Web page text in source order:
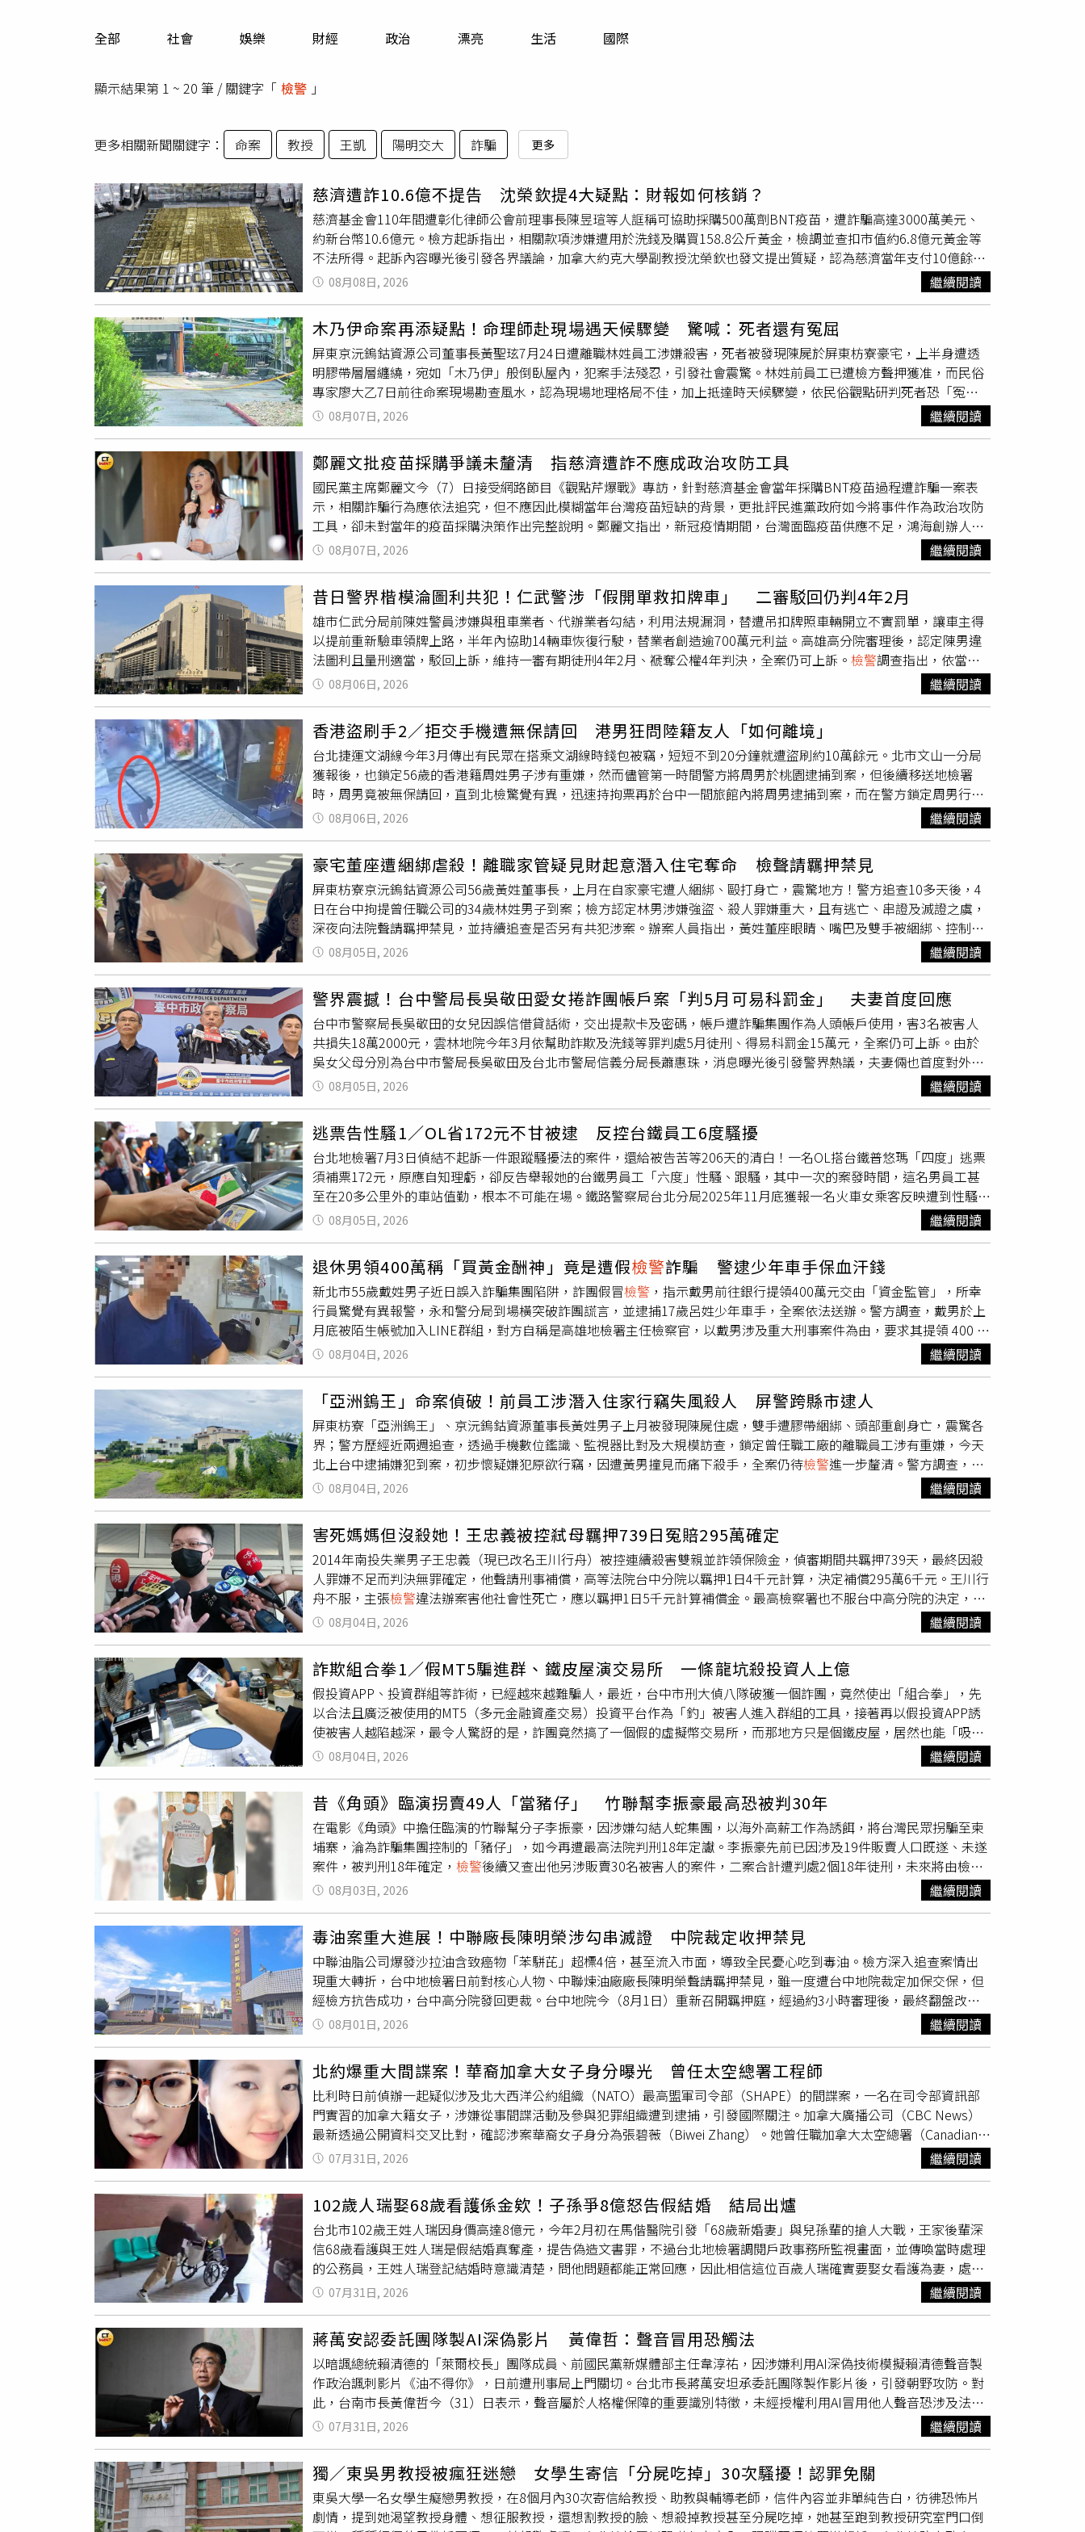
運勢
全部 社會 娛樂 財經 政治 漂亮 生活 國際
顯示結果第 1 ~ 20 筆 / 關鍵字「 檢警 」
更多相關新聞關鍵字： 命案 教授 王凱 陽明交大 詐騙 更多
慈濟遭詐10.6億不提告 沈榮欽提4大疑點：財報如何核銷？
慈濟基金會110年間遭彰化律師公會前理事長陳昱瑄等人誆稱可協助採購500萬劑BNT疫苗，遭詐騙高達3000萬美元、
約新台幣10.6億元。檢方起訴指出，相關款項涉嫌遭用於洗錢及購買158.8公斤黃金，檢調並查扣市值約6.8億元黃金等
不法所得。起訴內容曝光後引發各界議論，加拿大約克大學副教授沈榮欽也發文提出質疑，認為慈濟當年支付10億餘元
卻未取得疫苗，財報卻看不出相關損失，也對慈濟至今未主動提告等問題提出疑問。沈榮欽表示，自己原先好奇慈濟為
何遭詐騙卻沒有向涉嫌詐欺的人提告，直到閱讀慈濟發布的聲明稿後，認為外界的質疑並非毫無根據，並針對事件提出
疫苗本就相對困難。在此背景下，市場上也出現不少聲稱能協助採購疫苗的掮客，不僅慈濟，當時也有不少人曾接獲相
關邀約。他表示，慈濟當時有兩種取得疫苗的方式，一是經政府授權，與台積電及永齡基金會合作向原廠採購；另一種
則是透過民間掮客洽購。他認為，慈濟是在取得政府授權前，便已於2021年6月9日支付10億餘元給陳昱瑄等人相關公
司，而真正取得的BNT疫苗，則是在同年7月獲政府授權後才完成採購，因此質疑慈濟聲明未清楚區分兩者，容易讓外
界誤以為後續取得的疫苗與該筆款項有關。除了採購過程外，沈榮欽也對慈濟財報提出質疑。他指出，慈濟聲明表示疫
苗採購費用均經會計師事務所認證並列入財報，也接受衛福部查核，但若10億餘元已支付卻未取得疫苗，相關損失究竟
如何入帳、如何核銷，從財報中並未看出，「慈濟既然付了10億多元卻沒拿到疫苗，就知道自己受到詐騙了，那麼財報
是如何編纂的？」因此希望慈濟或相關會計師進一步說明。此外，沈榮欽也引用慈濟基金會執行長顏博文過去受訪內容
指出，當時慈濟曾提及民間採購疫苗受到外界勸阻，但並未說明基金會曾遭疫苗掮客詐騙，因此對於慈濟後續對外說法
提出疑問。沈榮欽最後也質疑，慈濟自2021年遭詐騙至今，為何直到檢警 偵辦案件後仍未主動提告。他表示，若非司法
機關追查，此案是否會持續未被揭露，也認為慈濟聲明中提到待法院判決後可依法返還犯罪所得，與未主動採取法律行
動之間仍有待進一步說明。對於外界質疑，慈濟先前則表示，針對本案已委託律師協助處理，後續將全力配合司法機關
調查與審理，並採取必要措施維護基金會、慈濟人及捐款人的權益。
08月08日, 2026 繼續閱讀
木乃伊命案再添疑點！命理師赴現場遇天候驟變 驚喊：死者還有冤屈
屏東京沅鎢鈷資源公司董事長黃聖玹7月24日遭離職林姓員工涉嫌殺害，死者被發現陳屍於屏東枋寮豪宅，上半身遭透
明膠帶層層纏繞，宛如「木乃伊」般倒臥屋內，犯案手法殘忍，引發社會震驚。林姓前員工已遭檢方聲押獲准，而民俗
專家廖大乙7日前往命案現場勘查風水，認為現場地理格局不佳，加上抵達時天候驟變，依民俗觀點研判死者恐「冤屈
未伸」，並呼籲檢警
持續深入釐清案情。廖大乙表示，從住宅周邊地形來看，兩側道路形成風水上俗稱的「彎刀煞」反
弓格局，容易招惹小人、是非及官司糾紛，甚至可能發生重大傷亡。他指出，住宅虎邊除了受到彎刀煞影響外，還呈現
「虎口大開」格局，而建築物樓梯外露，在傳統風水中有「引狼入室」的說法，因此整體環境被視為較不利居住。他進
一步分析，若依民俗風水觀點，虎邊煞氣過重，也可能對家中女性成員較為不利，容易出現離家發展、人際糾紛或感情
波折等情形，而整體格局也較容易招來小人、口舌是非，甚至引發嚴重衝突。廖大乙也觀察到，屋主生前應相當重視風
水布局，龍邊栽種珍寶松、虎邊配置崑崙松，希望藉由植栽改善氣場。不過，他認為虎邊樹木應向外延伸、化解煞氣，
實際卻朝屋內生長，反而形成「反傷自身」的格局，未能發揮原本化煞效果；此外，住宅後方羅漢松過於高大，形成壓
迫感，依風水說法恐使住宅氣場逐漸偏陰，居住品質受到影響。廖大乙表示，自己抵達命案現場時，原本天氣平穩，卻
突然颳起強風並降下陣雨，甚至出現一邊放晴、一邊下雨的情況。他依民俗角度解讀，認為這可能象徵死者仍有冤屈未
解，彷彿「在流眼淚」，因此認為案情恐怕不如表面單純。他強調，風水說法僅屬民俗觀點，並非案件證據，但仍呼籲
檢警除了釐清林姓前員工的犯案動機外，也應持續深入調查是否還有其他共犯、幕後因素或尚未曝光的案情細節，以完
整還原案件真相。目前林姓前員工已遭法院裁定羈押，案件仍由檢警持續偵辦，相關犯案動機及案情細節仍有待進一步
調查釐清。CTWANT提醒您：民俗傳說僅供參考，請勿過度迷信。以上言論及圖片僅供參考，不代表本新聞網立場。
08月07日, 2026 繼續閱讀
鄭麗文批疫苗採購爭議未釐清 指慈濟遭詐不應成政治攻防工具
國民黨主席鄭麗文今（7）日接受網路節目《觀點芹爆戰》專訪，針對慈濟基金會當年採購BNT疫苗過程遭詐騙一案表
示，相關詐騙行為應依法追究，但不應因此模糊當年台灣疫苗短缺的背景，更批評民進黨政府如今將事件作為政治攻防
工具，卻未對當年的疫苗採購決策作出完整說明。鄭麗文指出，新冠疫情期間，台灣面臨疫苗供應不足，鴻海創辦人郭
台銘、慈濟基金會及部分地方政府都曾積極爭取自行採購疫苗，過程中卻一度遭遇中央政府阻礙。她質疑，政府既有預
算卻未能及時取得疫苗，最後仍須仰賴民間企業與慈善團體協助採購。她表示，慈濟雖然在採購過程中遭不肖人士詐
不足的情況。鄭麗文並將矛頭指向前行政院長蘇貞昌及前衛福部長陳時中，批評中央政府當時多次拒絕地方政府及民間
團體自行採購疫苗，後續又因高端疫苗政策引發不少社會爭議。她表示，國民黨立法院黨團當年也曾赴總統府前陳情，
呼籲政府加速採購疫苗，但未獲積極回應。針對陳時中近日提及當年疫苗掮客問題，鄭麗文質疑，若政府當時已掌握有
不法人士藉疫苗採購行騙，為何未及早交由檢警單位查辦，而是直到案件曝光後才提出相關說法。她認為，此次案件是
由慈濟主動提告後才進入司法程序，並非政府主動查獲。鄭麗文表示，慈濟當年是在疫苗短缺期間基於公益立場投入採
購，如今卻因遭詐騙而再度成為政治攻防焦點，令人遺憾。她也再次點名前總統蔡英文、前行政院長蘇貞昌及前衛福部
長陳時中，認為當年疫苗採購相關決策仍有諸多疑點，應向社會進一步說明。
08月07日, 2026 繼續閱讀
昔日警界楷模淪圖利共犯！仁武警涉「假開單救扣牌車」 二審駁回仍判4年2月
雄市仁武分局前陳姓警員涉嫌與租車業者、代辦業者勾結，利用法規漏洞，替遭吊扣牌照車輛開立不實罰單，讓車主得
以提前重新驗車領牌上路，半年內協助14輛車恢復行駛，替業者創造逾700萬元利益。高雄高分院審理後，認定陳男違
法圖利且量刑適當，駁回上訴，維持一審有期徒刑4年2月、褫奪公權4年判決，全案仍可上訴。 檢警調查指出，依當時
《道路交通管理處罰條例》規定，車輛因嚴重超速等違規遭吊扣牌照6個月，期間不得上路；但若在吊扣期間因「未懸
掛車牌」或使用他牌行駛而遭裁罰，牌照反而會被吊銷，車主只要重新驗車即可申領新牌照，無須等到吊扣期滿。部分
代辦業者因此看準漏洞，向有需求的車主收費，再找警員配合開立不實罰單，藉此讓車輛提前恢復合法上路。判決指
出，陳姓警員2020年任職仁武分局仁武派出所期間，與林姓、李姓租車業者及多名代辦業者合作，明知車輛未實際違規
上路，仍刻意在舉發單填載虛假的違規時間、地點及事實，陸續開出14張不實罰單，讓遭吊扣牌照的車輛改以吊銷方式
重新領牌。一審法官認定，租車業者因此讓14輛車提前恢復出租，依每日約2000至3000元租金計算，共增加約711萬元
收益；另有9名代辦業者藉協助車主辦理提前領牌，收取每件1萬至2萬多元代辦費，共獲利約27萬元。高雄地院合議庭
法官依《貪污治罪條例》圖利等11罪，判處陳姓警員應執行有期徒刑4年2月、褫奪公權4年，其餘涉案車行及代辦業者
分別判刑並宣告緩刑。陳男不服上訴，他主張自己曾因執勤遭追撞，罹患思覺失調症且智力受損，未從中獲取不法利
益，希望法院依《刑法》第59條減刑並給予緩刑。高雄高分院審酌醫院鑑定及相關證據後認為，陳男對交通法規及警察
勤務內容相當熟悉，智力測驗也有配合度不足、刻意誇大缺損情形，且受傷後仍曾成功協助民眾找回百萬元失款並獲表
揚，足認其辨識及執行職務能力未受明顯影響。法官並指出，陳男身為執法人員，卻利用職權違法圖利他人，嚴重損害
司法與警察公信力，且11罪合計刑度原達15年2月，一審定應執行4年2月已屬從輕，認定不符減刑及緩刑條件，駁回上
訴，維持原判，全案仍可上訴。
08月06日, 2026 繼續閱讀
香港盜刷手2／拒交手機遭無保請回 港男狂問陸籍友人「如何離境」
台北捷運文湖線今年3月傳出有民眾在搭乘文湖線時錢包被竊，短短不到20分鐘就遭盜刷約10萬餘元。北市文山一分局
獲報後，也鎖定56歲的香港籍周姓男子涉有重嫌，然而儘管第一時間警方將周男於桃園逮捕到案，但後續移送地檢署
時，周男竟被無保請回，直到北檢驚覺有異，迅速持拘票再於台中一間旅館內將周男逮捕到案，而在警方鎖定周男行
蹤，準備逮捕期間，周男不斷向中國友人聯絡，詢問離境的方法。據了解，56歲的港籍周姓男子利用偷竊他人財物，盜
取他人信用卡後，與國外盜刷集團合作，偽造信用卡感應收款設備進行交易，繞過線上刷卡需OTP驗證等方式，將手機
男3度來台就獲利至少100萬元，甚至還在香港下斡旋金，準備買房。周男利用人流量大的捷運站，趁機偷走民眾錢包，
竊取裡面的財物外，更瞄準信用卡，與境外不法集團聯手盜刷。（圖／示意圖、報系資料照）據悉，周男行事作風相當
謹慎，其來台下手時專挑人流最大的繁忙捷運站下手，從而提高得手率，為躲避警方查緝，周男每一次得手都會進入附
近廁所變裝，置換身上上衣，或是戴上帽子與口罩，降低遭監視器拍到的風險。而周男今年3月下手得逞後，旋即收手
不幹，迅速離開台北前往桃園一處旅館躲藏，更是買好成套上衣、褲子，就連鞋子也全數換新，同時大量購買日常生活
用品與食物，準備在旅館內避風頭，未料還沒等到風頭過，就先等到警方上門。周男與境外集團配合TX-NFC中繼攻擊系
統，將手機設定成刷卡機，複製信用卡資訊，迅速完成跨國實體盜刷。（圖／示意圖、AI生成）周男第一次遭捕後，警
方移送台北地檢署並建請羈押，卻因周男犯後拒絕交出手機密碼，無法第一時間獲得周男下手的直接證據，檢察官訊後
將周男無保請回，並限制出境出海；直到周男手機破密，檢警掌握周男確切犯罪事證，火速前往周男的下榻處查訪，卻
未見周男身影。警方只能再組成鷹眼小組，調閱周邊監視器畫面，終於掌握周男疑似在台中出沒，最終持拘票於台中一
處旅館將人逮捕到案。然而在警方第二次將周男拘提到案前，周男已數度焦急詢問中國友人是否有順利離境方式，所幸
遭警方及時逮捕，同時清查其來台後是否有相關同夥，初步確認僅有周男1人犯案。而周男第二次被捕後，遭檢察官聲
押獲准，並羈押至今，全案經台北地檢署7月27日偵結後，依違反組織犯罪條例、竊盜、加重竊盜、偽造準文書、詐欺
得利與詐欺得利未遂罪嫌，提起公訴，具體求刑有期徒刑9年以上。
08月06日, 2026 繼續閱讀
豪宅董座遭綑綁虐殺！離職家管疑見財起意潛入住宅奪命 檢聲請羈押禁見
屏東枋寮京沅鎢鈷資源公司56歲黃姓董事長，上月在自家豪宅遭人綑綁、毆打身亡，震驚地方！警方追查10多天後，4
日在台中拘提曾任職公司的34歲林姓男子到案；檢方認定林男涉嫌強盜、殺人罪嫌重大，且有逃亡、串證及滅證之虞，
深夜向法院聲請羈押禁見，並持續追查是否另有共犯涉案。辦案人員指出，黃姓董座眼睛、嘴巴及雙手被綑綁、控制行
動，嫌犯持凶器朝黃男頭部等部位猛力攻擊，導致其傷重身亡；案發之後，警方清查黃男的通聯紀錄，並過濾三百多部
車輛，調閱上千支監視器，發現案發時，黃宅離職管家林男正騎機車出沒於命案現場附近，加上異常離開位於枋山鄉的
不錯，轉而到黃家擔任家管，對死者住家環境、作息及財物放置情形相當熟悉。專案小組懷疑，林男疑因熟知屋內狀況
萌生竊意，7月24日趁黃男熟睡時潛入住家行竊，卻因發出聲響驚動屋主，為避免犯行曝光竟痛下殺手。經鎖定林男藏
身台中母親住處後，警方3日向法院聲請搜索票獲准，4日同步搜索林男位於台中及屏東的住處，檢察官也親赴屏東住處
勘驗、採集微物跡證，並查扣相關涉案物證。林嫌落網時否認犯案，但無法交代案發時為何在命案現場附近出沒，經突
破心防後，才坦承因為財務狀況不佳，從豪宅二樓侵入屋內行竊，沒想到被黃男發現才行凶。警方昨天下午將林男拘提
到案，晚間移送屏東縣刑警大隊及地檢署偵訊。面對媒體追問是否「為了錢殺人」及「是否還有共犯」，林男全程低
頭、不發一語；複訊後，檢察官向屏東地院聲請羈押禁見。另一方面，
檢警也懷疑林男妻子可能涉案，前往兩人位於枋
山鄉加祿村租屋處蒐證，並在騎樓洗衣機旁查獲一把疑似犯案使用的萬能鉗，已一併帶回鑑識，林妻也接受訊問，專案
小組正持續釐清其涉案程度及是否另有共犯。
08月05日, 2026 繼續閱讀
警界震撼！台中警局長吳敬田愛女捲詐團帳戶案「判5月可易科罰金」 夫妻首度回應
台中市警察局長吳敬田的女兒因誤信借貸話術，交出提款卡及密碼，帳戶遭詐騙集團作為人頭帳戶使用，害3名被害人
共損失18萬2000元，雲林地院今年3月依幫助詐欺及洗錢等罪判處5月徒刑、得易科罰金15萬元，全案仍可上訴。由於
吳女父母分別為台中市警局長吳敬田及台北市警局信義分局長蕭惠珠，消息曝光後引發警界熱議，夫妻倆也首度對外回
應。吳敬田今天表示，女兒已成年，長期獨自在外生活，家人尊重法院判決，也接受司法審理結果。他指出，女兒經歷
此案後已深刻記取教訓，希望社會大眾不要輕信網路或社群平台上的借貸、投資廣告，如遇可疑情況，可立即撥打165
網路接觸一家融資公司辦理借貸；對方要求她填寫線上申請資料、提供銀行帳戶，並進一步指示她利用超商「交貨便」
寄出提款卡，同時提供提款卡密碼。吳女雖曾對流程產生懷疑，但仍依照對方要求辦理，事後帳戶即遭詐騙集團控制，
成為詐騙金流工具。檢警調查發現，該帳戶隨後遭詐團用來收取3名被害人的匯款，詐得18萬2000元後迅速提領。吳女
到案後辯稱自己也是受害者，不僅未借到錢，反而遭騙約10萬元。然而法院認為，她已有工作及金融往來經驗，在寄出
提款卡時已察覺異狀，卻未停止交易或查證，對帳戶可能遭犯罪利用的風險仍放任發生，具有「不確定故意」，因此依
幫助詐欺及洗錢等罪判處5月有期徒刑，得易科罰金15萬元，全案仍可上訴。此外，根據《鏡週刊》報導，案件偵辦期
間，因吳女戶籍位於台北市內湖區，內湖警分局接獲雲林地檢署通知協助通知到案，承辦員警核對身分後，才發現她的
父親是台中市警局長吳敬田，母親則為當時的內湖分局長、現任信義分局長蕭惠珠，消息隨即在警界流傳。對此，吳敬
田與蕭惠珠均表示，女兒因社會歷練不足，誤信詐騙借貸話術才會交出提款卡，實際上也是詐騙受害者，但仍尊重法院
判決，盼事件成為警惕，避免更多民眾受害。
08月05日, 2026 繼續閱讀
逃票告性騷1／OL省172元不甘被逮 反控台鐵員工6度騷擾
台北地檢署7月3日偵結不起訴一件跟蹤騷擾法的案件，還給被告苦等206天的清白！一名OL搭台鐵普悠瑪「四度」逃票
須補票172元，原應自知理虧，卻反告舉報她的台鐵男員工「六度」性騷、跟騷，其中一次的案發時間，這名男員工甚
至在20多公里外的車站值勤，根本不可能在場。鐵路警察局台北分局2025年11月底獲報一名火車女乘客反映遭到性騷
擾，時間橫跨半年，第一次是同年（下同）5月12日、第二次5月15日、第三次5月16日、第四次9月9日、第五次9月15
日、第六次11月20日，都在早上8點多她抵達台北車站這段通勤時間。台鐵員工黃先生舉報逃票，反遭違規女乘客告性
騷擾。（圖／方萬民攝）警方在去年12月9日約談涉案的台鐵員工黃先生，他否認騷擾但記得那名提告的二十多歲女性
上班族多次持悠遊卡搭普悠瑪列車，未依規定購買實體車票。黃先生告訴檢警，他從七堵站下班習慣搭普悠瑪回台北，
出站前只要看到有乘客掏出悠遊卡而不是普悠瑪車票，他馬上可斷定這是逃票，會請「票口師傅」（即站務員）攔截處
理；他原本就常常舉報逃票行為，並非只針對提告女子。對於女乘客提告的前四次騷擾，黃先生已想不起來是否因為他
舉發逃票遭報復。女乘客告黃先生第四次騷擾的時間：2025年5月16日上午8點多，黃先生甚至人在七堵站上班，有差勤
紀錄可證明。從去年5月12日到9月15日這段時間的監視影像，在女乘客報案時已無存檔，警方也調不到畫面還原過程。
但黃先生對於去年9月15日那次印象深刻，當天他又見到那名女乘客搭普悠瑪，提醒站務員「這個女生她有逃票」，不
過女乘客那一趟其實有買實體車票，因此抗議，黃先生不想爭執下去，回答：「沒關係，我有密錄器，我會交給鐵路警
察」。女乘客控訴的第六次「騷擾」，實則她搭普悠瑪又沒買票，疑似因為見到黃先生而心虛，出站後主動去補票窗口
補繳現金，雙方並無互動或交談，監視器還拍下黃先生先出站走前面，女乘客反而走在後面。黃先生調取台鐵資料，發
現那名女乘客在2025年5月12日、5月15日、9月9日和11月20日的交易紀錄業務項目都註明「無原票（加收）」，加收
區段是南港到台北，交易方式為現金。普悠瑪女乘客告台鐵員工跟騷罪不起訴，實情是她不甘逃票被逮須補票172元。
（圖／示意圖、報系資料照）依據台鐵規定，搭乘普悠瑪、太魯閣、3000型自強號的對號車種，禁用悠遊卡、TPASS等
電子票證，若補票應加收50％票價；該名女乘客在去年6月23日台鐵漲價前的兩次逃票須各補35元，漲價後兩次逃票須
各補51元，四次逃票合計172元。女乘客4度逃票卻反告黃先生涉犯《跟蹤騷擾防制法》第18條第1項：「實行跟蹤騷擾
行為者，處一年以下有期徒刑、拘役或科或併科新臺幣十萬元以下罰金。」以及《性騷擾防治法》第25條第1項：「意
圖性騷擾，乘人不及抗拒而為親吻、擁抱或觸摸其臀部、胸部或其他身體隱私處之行為者，處二年以下有期徒刑」。檢
察官審視本案事證，女乘客控訴的前五次騷擾都沒有監視畫面；所謂第四次「騷擾」，黃先生有不在場證明，第五次
「騷擾」，黃先生的密錄器畫面可證明並未性騷或跟騷，第六次「騷擾」有監視器拍下黃先生未跟蹤女乘客，也沒有任
何肢體碰觸。。檢方指出，黃先生碰都沒碰到女乘客，也沒有尾隨或意圖使人恐懼的行為，本案對被告不利的積極證據
並不充足，不能只憑告訴人單方面指訴就認定有罪，因此不起訴處分。本刊透過管道想了解逃票女乘客對於提告性騷不
起訴有何看法，但截稿前尚無回應。
08月05日, 2026 繼續閱讀
退休男領400萬稱「買黃金酬神」竟是遭假檢警詐騙 警逮少年車手保血汗錢
新北市55歲戴姓男子近日誤入詐騙集團陷阱，詐團假冒檢警 ，指示戴男前往銀行提領400萬元交由「資金監管」，所幸
行員驚覺有異報警，永和警分局到場橫突破詐團謊言，並逮捕17歲呂姓少年車手，全案依法送辦。警方調查，戴男於上
月底被陌生帳號加入LINE群組，對方自稱是高雄地檢署主任檢察官，以戴男涉及重大刑事案件為由，要求其提領 400 萬
元購買黃金交付辦理「資金監管」。為了避開銀行關懷提問，詐團還教導戴男向行員佯稱提款是用於「購買黃金酬神還
願」，戴男對詐團話術深信不疑，隨即前往臺灣銀行新永和分行提領400萬元。提領過程中，銀行行員察覺戴男提款用
途與反應異樣，立即通報永和分局新生派出所員警趕赴現場協助。員警到場後關心被害人，確認這是典型的假
手法，成功勸阻戴男並保住其多年積蓄。警方又到雙方約好面交的永和仁愛公園佈署埋伏，當場抓獲呂姓少年車手，並
查扣涉案手機及現金8萬元等證物，警詢後依違反《刑法》詐欺罪嫌將呂姓少年移送新北地方檢察署偵辦，並持續向上
溯源追查幕後集團共犯。警方呼籲，司法機關絕不會要求民眾提領現金、購買黃金或交付財物保管，如接獲類似來電，
務必保持冷靜，立即撥打165反詐騙專線或110報案查證，以免落入詐騙陷阱。
08月04日, 2026 繼續閱讀
「亞洲鎢王」命案偵破！前員工涉潛入住家行竊失風殺人 屏警跨縣市逮人
屏東枋寮「亞洲鎢王」、京沅鎢鈷資源董事長黃姓男子上月被發現陳屍住處，雙手遭膠帶綑綁、頭部重創身亡，震驚各
界；警方歷經近兩週追查，透過手機數位鑑識、監視器比對及大規模訪查，鎖定曾任職工廠的離職員工涉有重嫌，今天
北上台中逮捕嫌犯到案，初步懷疑嫌犯原欲行竊，因遭黃男撞見而痛下殺手，全案仍待檢警進一步釐清。警方調查，56
歲黃男離婚多年，獨居於屏東縣枋寮鄉太源村住處，7月24日中午由子女返家時發現倒臥二樓客廳，雙手遭寬版透明膠
帶綑綁，頭部疑遭棍棒重擊，送醫前已明顯死亡。由於住家監視器故障，案發初期一度陷入膠著，外界更傳出涉及國安
戰略金屬、境外勢力等各種揣測，但警方追查後均未發現相關證據。專案小組查扣死者手機進行數位鑑識，並擴大清查
死者生活圈及人際關係，一度掌握黃男生前經常出入有女陪侍的小吃部等場所，也同步清查是否涉及感情或財務糾紛。
經多日比對後，警方將偵辦重點轉向熟悉黃男生活作息及住家環境的人士，最終鎖定曾某位在京沅鎢鈷資源任職的離職
員工，今天在台中市將嫌犯拘提到案。據了解，嫌犯過去與黃男互動密切，除曾在工廠工作，也曾協助整理住家環境，
熟悉豪宅格局及監視器死角。警方初步調查，嫌犯疑趁黃男外出時潛入住處行竊，不料黃男突然返家，嫌犯擔心犯行曝
光，涉嫌以透明膠帶綑綁黃男，再持棍棒猛擊頭部，導致黃男傷重死亡；警方目前正持續採證，釐清是否另有共犯、是
否涉及預謀犯案及真正犯案動機。黃男長年投入廢金屬回收及環保產業，近年專攻鎢金屬提煉回收，鎢因廣泛應用於工
業、國防及高科技產業，被視為重要戰略資源，他也曾被業界稱為「亞洲鎢王」。命案發生後，一度引發外界質疑是否
與產業機密或國安因素有關，但檢警表示，目前查無任何證據支持相關說法，全案仍朝殺人等方向深入偵辦，待嫌犯完
成偵訊後對外說明案情。
08月04日, 2026 繼續閱讀
害死媽媽但沒殺她！王忠義被控弒母羈押739日冤賠295萬確定
2014年南投失業男子王忠義（現已改名王川行舟）被控連續殺害雙親並詐領保險金，偵審期間共羈押739天，最終因殺
人罪嫌不足而判決無罪確定，他聲請刑事補償，高等法院台中分院以羈押1日4千元計算，決定補償295萬6千元。王川行
舟不服，主張檢警違法辦案害他社會性死亡，應以羈押1日5千元計算補償金。最高檢察署也不服台中高分院的決定，主
張王川行舟涉嫌殺害母親雖獲判無罪，但後來檢方對於他帶母親到河邊又疏於注意導致媽媽溺死，另行起訴過失致死、
法院判刑1年2月，兩件案子是基於同一個基本事實，王川行舟涉過失致死的1年2個月刑期可用之前羈押日數折抵，這部
夜，將住院治療急性腎衰竭的父親接出來，載到南投縣仁愛鄉偏遠山區後，父親就此失蹤，2015年2月陳屍國姓鄉河床
上；王川行舟另於2014年10月5日傍晚帶母親到國姓鄉種瓜溪上游玩水抓蝦，將近晚間7點時由太太打119通報母親溺
水，送醫急救無效。檢方認定王川行舟夫婦疲於照顧久病的父親而動手殺害，對母親動手前一個半月曾投保50萬元，再
趁著帶她戲水時多次肘擊，使媽媽落水後再壓制溺斃。王川行舟夫妻涉嫌弒父部分始終獲判無罪，弒母部分，王川行舟
一審無期徒刑，二審、更一審、更二審、更三審都無罪，僅更二審曾改用過失致死罪判1年2月，但最高法院撤銷後，南
投地檢署另案起訴，已在今年6月判刑1年2月定讞。王川行舟的妻子被控殺婆婆則是無罪確定。王川行舟爭取冤獄賠
償，他從2015年4月5日被捕，直到2017年4月12日二審改判無罪獲釋共押739天，台中高分院雖同意補償，但王川行舟
無法接受羈押1天只用4千元計算賠償金，他抨擊警方以剝奪他妻子的自由、拆散家庭及侵害親權等手段逼他自白；檢方
沒有實質調查，還疲勞訊問他的小孩，並惡意扭曲關鍵事證，憑著逼迫他的自白來聲押、起訴，監察院有調查本案，可
證實 檢警有重大違法濫權，他所受的損害不只失去人身自由，還包含人格尊嚴及名譽的徹底毀滅，家庭生活也遭受重大
損害，因此應以羈押每日5千元折算，補償369萬5千元。最高檢聲請覆審的理由是，王川行舟被控殺人雖無罪確定，但
過失致死部分另判1年2月，如果判決定讞，被告所受羈押與該刑期相當部分，應類推適用《刑事補償法》不得請求補
償；雖然有1年2個月的羈押天數不能折算補償金，但因為可用來折抵過失致死的刑期，對王川行舟並未造成不利的結
果。刑事補償法庭認定，王川行舟是因為涉嫌殺人遭收押，與過失致死無關，而且他在殺人案無罪確定後，檢方才另行
起訴過失致死，這不符合刑事補償法排除補償的規定，最高檢聲請覆審不合理。至於王川行舟主張4千元折算羈押1天的
補償金太低，法官指出，刑事補償法明訂羈押補償金額為每日3千到5千，只要對受害人損失、公務員違法情節都有充分
衡量判斷，並在法定範圍內決定金額，這屬於刑事補償決定案的裁量權，不能任意指稱違法或不適當，因此駁回補償請
求人的聲請。本案已確定，王川行舟可領冤獄補償295萬6千元。
08月04日, 2026 繼續閱讀
詐欺組合拳1／假MT5騙進群、鐵皮屋演交易所 一條龍坑殺投資人上億
假投資APP、投資群組等詐術，已經越來越難騙人，最近，台中市刑大偵八隊破獲一個詐團，竟然使出「組合拳」，先
以合法且廣泛被使用的MT5（多元金融資產交易）投資平台作為「釣」被害人進入群組的工具，接著再以假投資APP誘
使被害人越陷越深，最令人驚訝的是，詐團竟然搞了一個假的虛擬幣交易所，而那地方只是個鐵皮屋，居然也能「吸
金」上億元。台中市刑大偵八隊隊長陳等揚指出，該詐欺集團以MP5合法平台讓被害人上鉤。（圖／警方提供）台中市
刑大偵八隊隊長陳等揚指出，MT5（MetaTrader 5） 是一款由俄羅斯邁達克軟體公司（MetaQuotes）研發的全球主流
多元資產交易平台，除了原有MT4外匯交易功能，更擴展支援股票、期貨、大宗商品、指數及加密貨幣等多種金融產品
的交易，在歐美廣泛被投資人使用。陳等揚強調，MT4、MT5就是各國通用的下單的軟體，是否為詐騙要看登入的交易
商是否合法。而這個詐團非常狡猾，他們搞了一個假的MT5平台頁面，在網路上宣傳說，加入群組，有人帶單，提供明
牌，讓你透過MT5獲利。因為MT5是國際通用的合法投資平台，被害人覺得在此合法平台下單，應該不會被騙，沒想到
這只是一套「組合拳」的起手式，目的在誘使被害人加入詐團的「投資群組」。一旦進入投資群組，被害人會看到許多
的「託」（暗樁），告訴群組成員他投資哪一隻股票、下哪一單賺了多少，在那種氛圍下，被害人很難不被說服下載
「AURO AXIS幣商」、「金幣科技」等假投資APP，這時被害人已經雙腳陷入財務地獄了。這些假APP會以投資虛擬貨
幣，或投資的外匯、期貨標的必須以虛擬貨幣結算等理由，要求投資人購買U（泰達幣），而詐團做戲做全套，還給了
投資人一個假的「熱錢包」，也就是一組「助記詞」（一組高達64位應與數字的密碼組合，代表錢包的權限）。因為都
是假的，所以被害人會看到自己錢包裡不斷賺錢，當想「出金」的時候，就是詐團要再割一波韭菜了！陳等揚說，詐團
會以「帳面資金不足、需持續補款才能出金」要求被害人到台中市北區一個陋巷裡的鐵皮屋「買虛擬貨幣」。這個假加
密幣交易所，裡面只有一個櫃臺跟點鈔機，有被害人上門才營業。（圖／警方提供）詐團宣稱，這個鐵皮屋是「虛擬貨
幣交易所」，被害人必須到該處買U（泰達幣）才能出金，而該處就是簡陋的房間，只有一個櫃臺、幾部點鈔機，而且
沒有被害人上門就不營業，當錢從前門進入，後門立刻有車手接收、洗錢，製造金流斷點。一位C姓被害人陸續匯款或
捧著現金、黃金到「虛擬交易所」買泰達幣，前後被騙2000多萬元，他向台中市刑大報案，警方立刻組成專案小組追
查，偵八隊很快鎖定張姓主嫌（48歲）、偽裝貨幣交易所人員、負責收款的陳男，以及25歲的林姓女車手。警方當時就
知道這個假交易所，並掌控車手行蹤、洗錢的金流，但那時候還沒掌握遙控指揮「假交易所」的張男身分，因此不敢打
草驚蛇，但在暗中調查過程，竟然發現彰化另有一個W姓女子，被以同樣手法騙了八千多萬元，但她不願報警，警方費
了不少唇舌才讓她同意製作筆錄指證詐團成員。去年8月，專案小組在宜蘭拘提張男到案，並同步攻堅假交易所，逮捕
負責收款的陳男及剛取走贓款的林女，查扣現金150萬元、手機及虛擬貨幣「冷錢包」等證物，接著陸續追捕同夥，包
括張男等人，共有17人到案，其中13人羈押中。陳等揚指出，主嫌張男經查是「假交易所」幕後指揮者，目前只查出他
以前是個板模工，進入詐欺界後，沒幾年就獨當一面，但背後還有負責洗錢的「水房」未曝光，全案日前由台中地檢署
檢察官依洗錢、加重詐欺等罪嫌提起公訴， 檢警 持續擴大追查。
08月04日, 2026 繼續閱讀
昔《角頭》臨演拐賣49人「當豬仔」 竹聯幫李振豪最高恐被判30年
在電影《角頭》中擔任臨演的竹聯幫分子李振豪，因涉嫌勾結人蛇集團，以海外高薪工作為誘餌，將台灣民眾拐騙至柬
埔寨，淪為詐騙集團控制的「豬仔」，如今再遭最高法院判刑18年定讞。李振豪先前已因涉及19件販賣人口既遂、未遂
案件，被判刑18年確定， 檢警後續又查出他另涉販賣30名被害人的案件，二案合計遭判處2個18年徒刑，未來將由檢察
官依法向法院聲請定應執行刑，依現行數罪併罰規定，最高執行刑度上限為30年。據《ETtoday新聞雲》報導，檢警調
查指出，李振豪原本在台北市中山區經營酒店，但受到新冠肺炎疫情影響，酒店生意陷入低迷。期間，他發現手下小弟
一批在台灣尋找「豬仔」的人蛇成員林晉宇等人，因與原先合作的人蛇集團發生糾紛，雙方關係破裂，隨後轉而投靠李
振豪所屬的人蛇集團。林晉宇自2022年2月起帶槍加入該集團，並依照李振豪指示行事，兩方勢力結合後，開始大規模
招募台灣民眾赴柬埔寨。檢方查出，該集團透過臉書、Instagram等社群平台刊登大量不實徵才廣告，謊稱海外工作輕
鬆、高薪且待遇優渥，並以協助辦理護照、提供機票與住宿等條件吸引求職者，誘使不少民眾上當。李振豪在集團內負
責與以「武男兄」、「山酥」、「賈惇銘」、「竑毅」、「Andy」等暱稱活動的柬埔寨詐騙集團成員聯繫，並以每名被
害人約1.7萬至1.8萬美元不等的價格，將遭騙赴柬的台灣人轉交給當地犯罪集團。此外，李振豪也負責指揮台灣境內人
員分工，有人擔任帳務會計，有人負責協助被害人申辦護照、購買機票，有人安排出國前的PCR核酸檢測，也有人負責
押送被害人登機，並在抵達柬埔寨後接應，再交付給當地買方。被害人遭交付後，最終被層層轉賣至柬埔寨金邊、西港
等地的詐騙園區，被迫從事電信詐欺工作。根據部分被害人指述，在園區期間經常遭受毆打、拘禁與凌虐，甚至有人聽
聞遭犯罪集團威脅進行器官販賣，處境十分悲慘。2022年5月間，多名受害者透過各種方式對外發出求救訊息，引發民
間救援組織關注，也促使政府單位開始積極追查相關案件。檢警後續展開偵辦，成功瓦解李振豪等人組成的人蛇集團，
李振豪遭逮捕並羈押，檢方也分2波起訴李男及數十名共犯。第1波案件中，法院認定李振豪涉及販賣18名被害人，最高
法院於2024年11月依《人口販運防制法》判處他18年徒刑，全案確定。至於第2波案件，法院認定共有30名被害人遭到
販賣，一、二審均判處李振豪18年徒刑，其他共犯則依參與程度不同，被判處13年至5年6個月不等刑期。最高法院於3
日駁回李振豪等人的上訴，使第二案判決正式確定。隨著2案判決確定，李振豪目前累計遭判處2個18年徒刑，最終刑期
後續仍將由檢方聲請法院裁定應執行刑。
08月03日, 2026 繼續閱讀
毒油案重大進展！中聯廠長陳明榮涉勾串滅證 中院裁定收押禁見
中聯油脂公司爆發沙拉油含致癌物「苯駢芘」超標4倍，甚至流入市面，導致全民憂心吃到毒油。檢方深入追查案情出
現重大轉折，台中地檢署日前對核心人物、中聯煉油廠廠長陳明榮聲請羈押禁見，雖一度遭台中地院裁定加保交保，但
經檢方抗告成功，台中高分院發回更裁。台中地院今（8月1日）重新召開羈押庭，經過約3小時審理後，最終翻盤改裁
定將陳明榮羈押禁見。回顧整起案件，
接獲檢舉指中聯沙拉油含有致癌風險的苯駢芘且超標達4倍，已有大量問題
油品流入市場，隨即發動多波搜索，除了查扣行動電話、雲端電子紀錄外，也全面調取油品製程報表、異常通報紀錄及
方於7月9日首波搜索時，諭令陳明榮以100萬元交保，惟後續深入調查發現其涉案情節重大且有勾串證人、滅證之虞，
遂於7月22日第二波搜索後向法院聲請羈押禁見。然而，台中地院首次審理時，以檢方未充分舉證陳男是否符合《食安
法》規範之「食品業者」權責，且認為相關證人已訊問完畢，裁定陳男再加保100萬元（累計200萬元交保）並限制住居
與出境出海。對此裁定，台中地檢署極力反對並當庭提起抗告。檢方補充舉證指出，陳明榮身為煉油廠廠長，實為產線
最高管理者及食安小組負責人，對油品品質負有法定監管義務；更揭露陳男在案發前即與相關涉案人員達成「隱匿案
情」之共識，顯有極高的勾串證人、滅證可能性，若未施以羈押將嚴重影響後續偵查進行。台中高分院二審認同檢方主
張，指出本案涉及多名具利害關係之業者與共犯，涉案情節與利益結構尚待釐清，原裁定忽視其隱匿案情與勾串疑慮確
有不妥，因而撤銷原交保裁定發回更裁。台中地院今日重開羈押庭後，經過約3個小時審理，採納二審見解，認定陳明
榮犯罪嫌疑重大且有勾串證人、滅證之虞，正式裁定收押禁見。
08月01日, 2026 繼續閱讀
北約爆重大間諜案！華裔加拿大女子身分曝光 曾任太空總署工程師
比利時日前偵辦一起疑似涉及北大西洋公約組織（NATO）最高盟軍司令部（SHAPE）的間諜案，一名在司令部資訊部
門實習的加拿大籍女子，涉嫌從事間諜活動及參與犯罪組織遭到逮捕，引發國際關注。加拿大廣播公司（CBC News）
最新透過公開資料交叉比對，確認涉案華裔女子身分為張碧薇（Biwei Zhang）。她曾任職加拿大太空總署（Canadian
Space Agency，CSA）、加拿大統計局（Statistics Canada）及加拿大國家研究委員會（National Research Council，
NRC）等政府機構，並曾赴世界貿易組織（World Trade Organization，WTO）及歐洲太空總署（European Space
Agency，ESA）工作、實習，全案也讓加拿大政府的安全審查制度備受外界檢視。比利時聯邦檢察官辦公室表示，涉案
女子為一名「具有華裔背景的加拿大籍人士」，曾於SHAPE擔任實習生。 檢警上周四搜索她的住處及位於SHAPE的辦公
室，隔天便依涉嫌「間諜活動」及「參與犯罪組織」等罪名將她逮捕。目前法院已裁定，她至少還須羈押一個月，全案
仍持續調查中。依據比利時司法制度，刑事案件在正式開庭前，法院及檢方不會公開被告身分，以保障無罪推定原則，
因此官方始終未證實嫌犯姓名，也拒絕透露其辯護律師資訊。不過，CBC透過LinkedIn、Facebook、Threads、碩士論
文、加拿大聯邦法院判決及其他公開紀錄交叉比對，確認涉案女子就是張碧薇。報導指出，張碧薇在不同場合使用不同
姓名，法律文件使用「Biwei Zhang」，職場採用英文名「Claire Zhang」，Facebook則使用「Catina Zhang」。她
2025年曾在臉書蒙斯租屋社團發文表示，因即將前往SHAPE展開為期六個月的實習，希望尋找住處；2023年前往瑞士
日內瓦世界貿易組織實習前，也曾於當地尋找租屋，相關時間與公開履歷內容完全吻合。《路透社》日前也引述安全消
息人士指出，涉案女子以「Claire Z.」身分在SHAPE資訊科技部門工作，並非一般學生，而是一名30多歲的專業人士。
她的Facebook帳號「biwei.zhang.93」也顯示，她可能出生於1993年，目前約32至33歲，與相關資料相符。根據張碧
薇公開履歷，她2017年曾於加拿大國家研究委員會擔任資料科學家，2018年至2022年間任職加拿大統計局經濟學家，
2022年起轉任加拿大太空總署系統工程師。此外，她還曾擔任歐洲太空總署政策分析師、世界貿易組織經濟研究與統計
部門實習生，並參與加拿大標準委員會（Standards Council of Canada）國際標準鏡像委員會（Mirror Committees）
相關工作，累積橫跨科技、工程、政策及國際組織的經歷。CBC另揭露，張碧薇曾應徵加拿大邊境服務局（Canada
Border Services Agency，CBSA）職缺時，以兩個不同姓名及電子郵件提出申請，卻未主動說明兩筆申請屬同一人，因
此遭加拿大公共服務委員會認定涉及申請程序不實。她隨後向聯邦法院提出司法覆核，但法院已於2024年8月駁回其請
求。案件曝光後，加拿大公共安全部長阿南達桑加里（Gary Anandasangaree）表示，政府將徹底查明事件始末，包括
07月31日, 2026 繼續閱讀
102歲人瑞娶68歲看護係金欸！子孫爭8億怒告假結婚 結局出爐
台北市102歲王姓人瑞因身價高達8億元，今年2月初在馬偕醫院引發「68歲新婚妻」與兒孫輩的搶人大戰，王家後輩深
信68歲看護與王姓人瑞是假結婚真奪產，提告偽造文書罪，不過台北地檢署調閱戶政事務所監視畫面，並傳喚當時處理
的公務員，王姓人瑞登記結婚時意識清楚，問他問題都能正常回應，因此相信這位百歲人瑞確實要娶女看護為妻，處分
不起訴。 檢警調查，王姓人瑞年輕時從事土地代書致富，坐擁多筆不動產，市值約8億，過去20年一直由小他34歲的賴
姓看護照顧，今年1月兩人結婚另找越南看護，但王家其他成員懷疑賴姓看護假結婚，還阻止人瑞與兒孫接觸。今年農
曆春節前一個多禮拜，王姓人瑞與賴姓妻子前往台北馬偕就醫，遇到王家多人爭搶，一陣混亂後，賴姓女子掛彩，她對
人瑞3位兒子、3位媳婦、7位孫子共13人提告，檢方起訴其中一位媳婦、一位孫子涉嫌過失傷害，7月15日開庭時，孫子
認罪、媳婦不認罪。王家人則告賴姓女子偽造文書，檢方找來今年1月辦理結婚登記的戶政所公務員，證實王姓人瑞不
但可以清楚說出姓名，也能一題一題回答公務員的詢問，全案並無證據顯示王姓人瑞與看護結婚有違反他的意願。
07月31日, 2026 繼續閱讀
蔣萬安認委託團隊製AI深偽影片 黃偉哲：聲音冒用恐觸法
以暗諷總統賴清德的「萊爾校長」團隊成員、前國民黨新媒體部主任韋淳祐，因涉嫌利用AI深偽技術模擬賴清德聲音製
作政治諷刺影片《油不得你》，日前遭刑事局上門關切。台北市長蔣萬安坦承委託團隊製作影片後，引發朝野攻防。對
此，台南市長黃偉哲今（31）日表示，聲音屬於人格權保障的重要識別特徵，未經授權利用AI冒用他人聲音恐涉及法律
責任，也不應以標註AI作為免責理由。黃偉哲表示，針對涉及AI模擬聲音宣傳片的司法偵辦案件，蔣萬安將其形容為
依法偵辦涉嫌犯罪案件，本就是法治國家的基本原則。未經授權利用AI
技術模擬他人聲音，可能涉及刑法、個人資料保護法及人格權保障等問題，也牽涉AI倫理界線。若社會接受以AI任意冒
用他人聲音，恐削弱政府推動防範AI詐騙的努力。他強調，聲音是個人重要識別特徵，受到人格權保障，是否涉及法律
責任仍應由司法機關依法認定，不應以有無標註AI作為免責理由。黃偉哲並舉例，美國曾有播音員控告AI語音公司未經
授權使用其聲音，演員史嘉蕾．喬韓森也曾公開質疑AI語音系統與其聲音高度相似，顯示AI聲音模擬的法律與倫理爭議
07月31日, 2026 繼續閱讀
獨／東吳男教授被瘋狂迷戀 女學生寄信「分屍吃掉」30次騷擾！認罪免關
東吳大學一名女學生癡戀男教授，在8個月內30次寄信給教授、助教與輔導老師，信件內容並非單純告白，彷彿恐怖片
劇情，提到她渴望教授身體、想征服教授，還想割教授的臉、想殺掉教授甚至分屍吃掉，她甚至跑到教授研究室門口倒